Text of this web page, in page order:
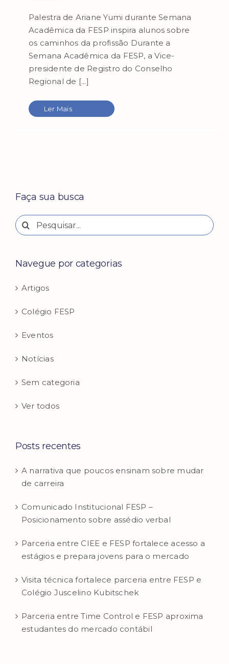
Palestra de Ariane Yumi durante Semana
Acadêmica da FESP inspira alunos sobre
os caminhos da profissão Durante a
Semana Acadêmica da FESP, a Vice-
presidente de Registro do Conselho
Regional de [...]
Ler Mais
Faça sua busca
Buscar
resultados
Navegue por categorias
Artigos
Colégio FESP
Eventos
Notícias
Sem categoria
Ver todos
Posts recentes
A narrativa que poucos ensinam sobre mudar
de carreira
Comunicado Institucional FESP –
Posicionamento sobre assédio verbal
Parceria entre CIEE e FESP fortalece acesso a
estágios e prepara jovens para o mercado
Visita técnica fortalece parceria entre FESP e
Colégio Juscelino Kubitschek
Parceria entre Time Control e FESP aproxima
estudantes do mercado contábil